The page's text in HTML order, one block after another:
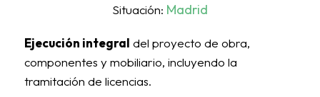
Situación: Madrid
Ejecución integral del proyecto de obra,
componentes y mobiliario, incluyendo la
tramitación de licencias.